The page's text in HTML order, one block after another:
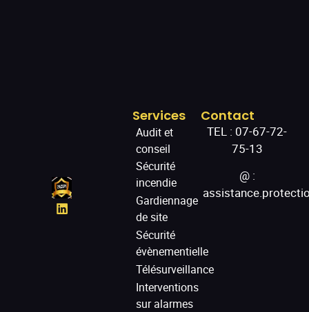
Services
Audit et
conseil
Sécurité
incendie
Gardiennage
de site
Sécurité
évènementielle
Télésurveillance
Interventions
sur alarmes
Contact
TEL : 07-67-72-
75-13
@ :